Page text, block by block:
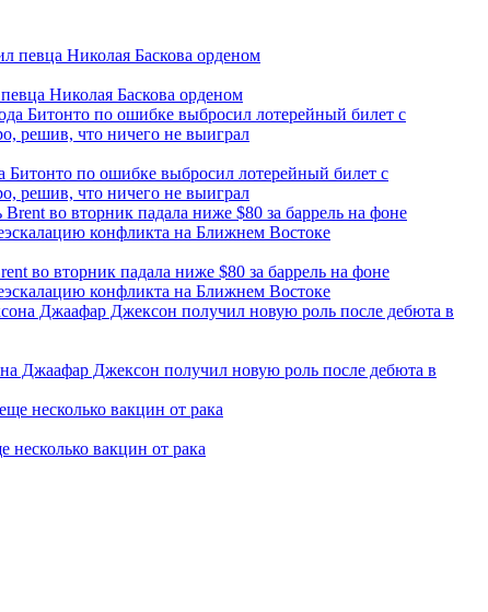
Николая Баскова орденом
Битонто по ошибке выбросил лотерейный билет с
решив, что ничего не выиграл
во вторник падала ниже $80 за баррель на фоне
конфликта на Ближнем Востоке
Джаафар Джексон получил новую роль после дебюта в
несколько вакцин от рака